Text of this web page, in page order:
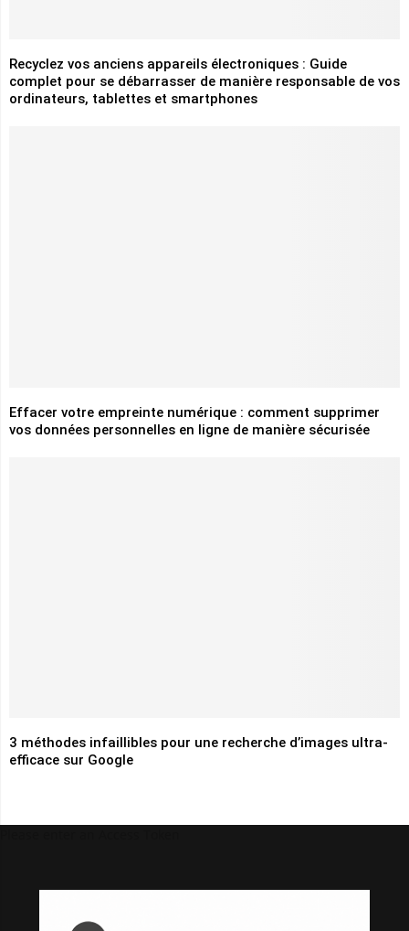
Recyclez vos anciens appareils électroniques : Guide
complet pour se débarrasser de manière responsable de vos
ordinateurs, tablettes et smartphones
Effacer votre empreinte numérique : comment supprimer
vos données personnelles en ligne de manière sécurisée
3 méthodes infaillibles pour une recherche d’images ultra-
efficace sur Google